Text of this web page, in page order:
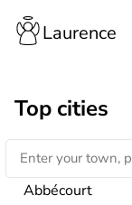
Laurence
Top cities
Abbécourt